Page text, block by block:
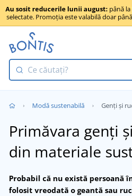
Au sosit reducerile lunii august: până la
selectate. Promoția este valabilă doar
Modă sustenabilă Genți și
Primăvara genți
din materiale
Probabil că nu există persoană
folosit vreodată o geantă sau